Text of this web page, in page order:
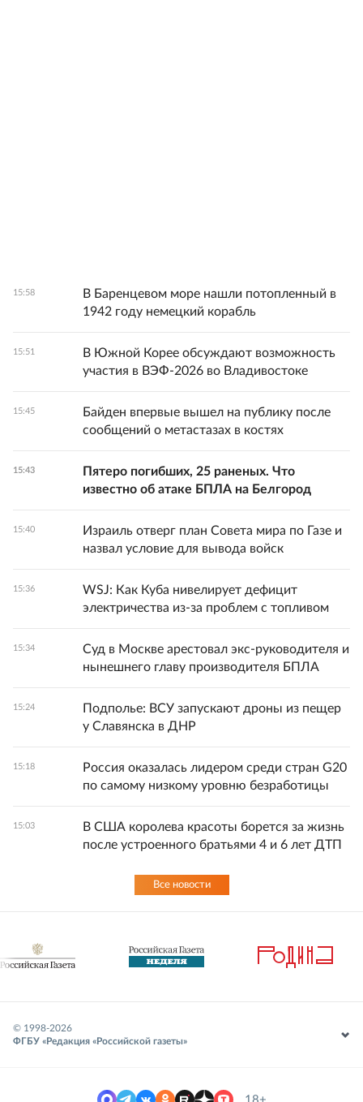
15:58
В Баренцевом море нашли потопленный в
1942 году немецкий корабль
15:51
В Южной Корее обсуждают возможность
участия в ВЭФ-2026 во Владивостоке
15:45
Байден впервые вышел на публику после
сообщений о метастазах в костях
15:43
Пятеро погибших, 25 раненых. Что
известно об атаке БПЛА на Белгород
15:40
Израиль отверг план Совета мира по Газе и
назвал условие для вывода войск
15:36
WSJ: Как Куба нивелирует дефицит
электричества из-за проблем с топливом
15:34
Суд в Москве арестовал экс-руководителя и
нынешнего главу производителя БПЛА
15:24
Подполье: ВСУ запускают дроны из пещер
у Славянска в ДНР
15:18
Россия оказалась лидером среди стран G20
по самому низкому уровню безработицы
15:03
В США королева красоты борется за жизнь
после устроенного братьями 4 и 6 лет ДТП
Все новости
© 1998-2026
ФГБУ «Редакция «Российской газеты»